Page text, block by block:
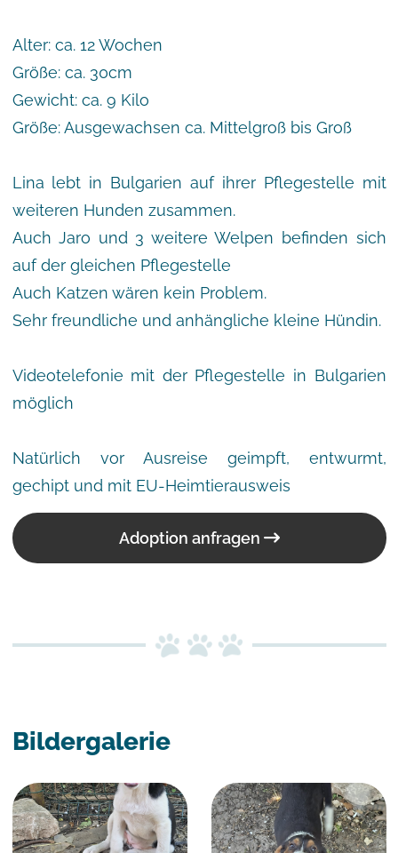
Alter: ca. 12 Wochen
Größe: ca. 30cm
Gewicht: ca. 9 Kilo
Größe: Ausgewachsen ca. Mittelgroß bis Groß
Lina lebt in Bulgarien auf ihrer Pflegestelle mit
weiteren Hunden zusammen.
Auch Jaro und 3 weitere Welpen befinden sich
auf der gleichen Pflegestelle
Auch Katzen wären kein Problem.
Sehr freundliche und anhängliche kleine Hündin.
Videotelefonie mit der Pflegestelle in Bulgarien
möglich
Natürlich vor Ausreise geimpft, entwurmt,
gechipt und mit EU-Heimtierausweis
Adoption anfragen
Bildergalerie